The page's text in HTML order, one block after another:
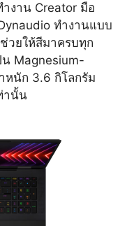
งาน Creator มือ
ทำงานแบบ
วยให้สีมาครบทุก
น Magnesium-
หนัก 3.6 กิโลกรัม
านั้น